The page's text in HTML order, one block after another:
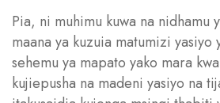
Pia, ni muhimu kuwa na nidhamu
maana ya kuzuia matumizi yasiyo
sehemu ya mapato yako mara
kujiepusha na madeni yasiyo na